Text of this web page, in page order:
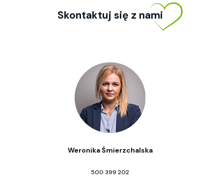
Skontaktuj się z nami
Weronika Śmierzchalska
500 399 202